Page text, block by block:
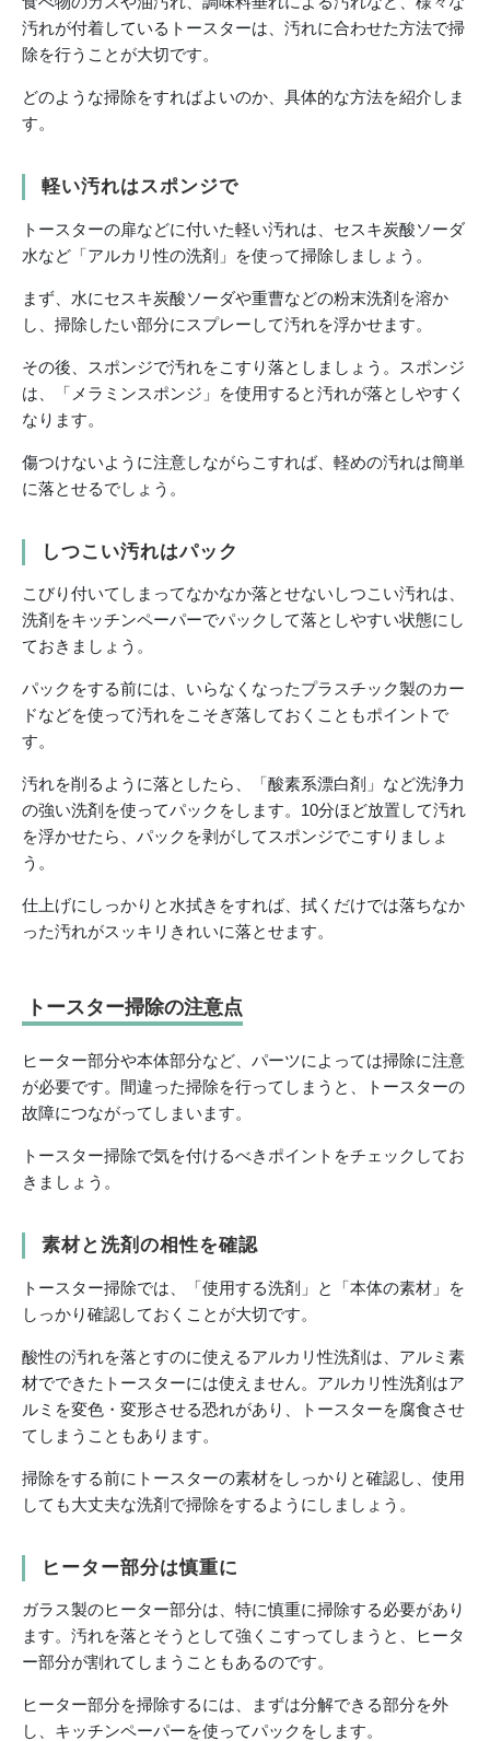
汚れが付着しているトースターは、汚れに合わせた方法で掃
除を行うことが大切です。
どのような掃除をすればよいのか、具体的な方法を紹介しま
す。
軽い汚れはスポンジで
トースターの扉などに付いた軽い汚れは、セスキ炭酸ソーダ
水など「アルカリ性の洗剤」を使って掃除しましょう。
まず、水にセスキ炭酸ソーダや重曹などの粉末洗剤を溶か
し、掃除したい部分にスプレーして汚れを浮かせます。
その後、スポンジで汚れをこすり落としましょう。スポンジ
は、「メラミンスポンジ」を使用すると汚れが落としやすく
なります。
傷つけないように注意しながらこすれば、軽めの汚れは簡単
に落とせるでしょう。
しつこい汚れはパック
こびり付いてしまってなかなか落とせないしつこい汚れは、
洗剤をキッチンペーパーでパックして落としやすい状態にし
ておきましょう。
パックをする前には、いらなくなったプラスチック製のカー
ドなどを使って汚れをこそぎ落しておくこともポイントで
す。
汚れを削るように落としたら、「酸素系漂白剤」など洗浄力
の強い洗剤を使ってパックをします。10分ほど放置して汚れ
を浮かせたら、パックを剥がしてスポンジでこすりましょ
う。
仕上げにしっかりと水拭きをすれば、拭くだけでは落ちなか
った汚れがスッキリきれいに落とせます。
トースター掃除の注意点
ヒーター部分や本体部分など、パーツによっては掃除に注意
が必要です。間違った掃除を行ってしまうと、トースターの
故障につながってしまいます。
トースター掃除で気を付けるべきポイントをチェックしてお
きましょう。
素材と洗剤の相性を確認
トースター掃除では、「使用する洗剤」と「本体の素材」を
しっかり確認しておくことが大切です。
酸性の汚れを落とすのに使えるアルカリ性洗剤は、アルミ素
材でできたトースターには使えません。アルカリ性洗剤はア
ルミを変色・変形させる恐れがあり、トースターを腐食させ
てしまうこともあります。
掃除をする前にトースターの素材をしっかりと確認し、使用
しても大丈夫な洗剤で掃除をするようにしましょう。
ヒーター部分は慎重に
ガラス製のヒーター部分は、特に慎重に掃除する必要があり
ます。汚れを落とそうとして強くこすってしまうと、ヒータ
ー部分が割れてしまうこともあるのです。
ヒーター部分を掃除するには、まずは分解できる部分を外
し、キッチンペーパーを使ってパックをします。